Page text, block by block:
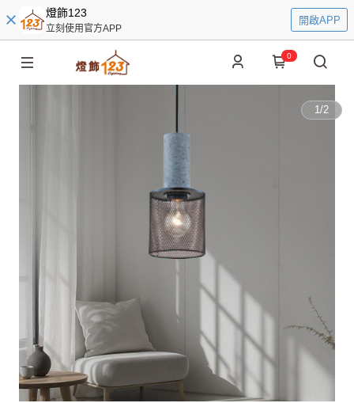
燈飾123
立刻使用官方APP
開啟APP
0
1/2